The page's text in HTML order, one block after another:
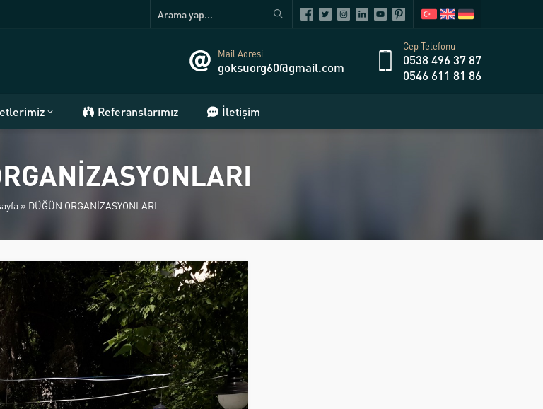
Mail Adresi
goksuorg60@gmail.com
Cep Telefonu
0538 496 37 87
0546 611 81 86
Referanslarımız İletişim
» DÜĞÜN ORGANİZASYONLARI